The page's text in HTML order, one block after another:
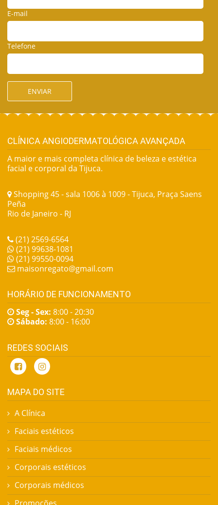
E-mail
Telefone
ENVIAR
CLÍNICA ANGIODERMATOLÓGICA AVANÇADA
A maior e mais completa clínica de beleza e estética
facial e corporal da Tijuca.
Shopping 45 - sala 1006 à 1009 - Tijuca, Praça Saens
Peña
Rio de Janeiro - RJ
(21) 2569-6564
(21) 99638-1081
(21) 99550-0094
maisonregato@gmail.com
HORÁRIO DE FUNCIONAMENTO
Seg - Sex: 8:00 - 20:30
Sábado: 8:00 - 16:00
REDES SOCIAIS
MAPA DO SITE
A Clínica
Faciais estéticos
Faciais médicos
Corporais estéticos
Corporais médicos